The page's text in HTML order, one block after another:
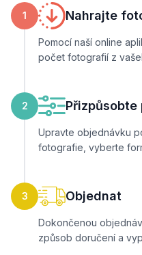
1 Nahrajte
Pomocí naší online
počet fotografií z
2 Přizpůsobte
Upravte objednávku
fotografie, vyberte
3 Objednat
Dokončenou
způsob doručení a